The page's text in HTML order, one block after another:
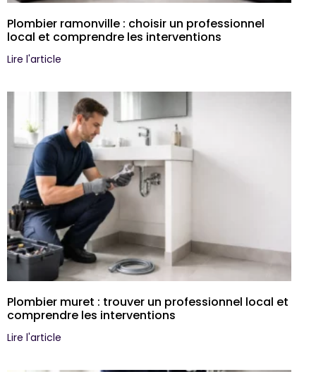
Plombier ramonville : choisir un professionnel
local et comprendre les interventions
Lire l'article
Plombier muret : trouver un professionnel local et
comprendre les interventions
Lire l'article